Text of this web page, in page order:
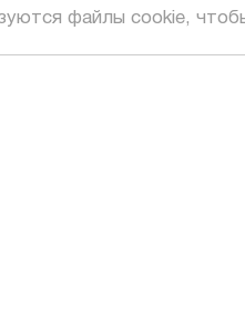
файлы cookie,
товара
магазина